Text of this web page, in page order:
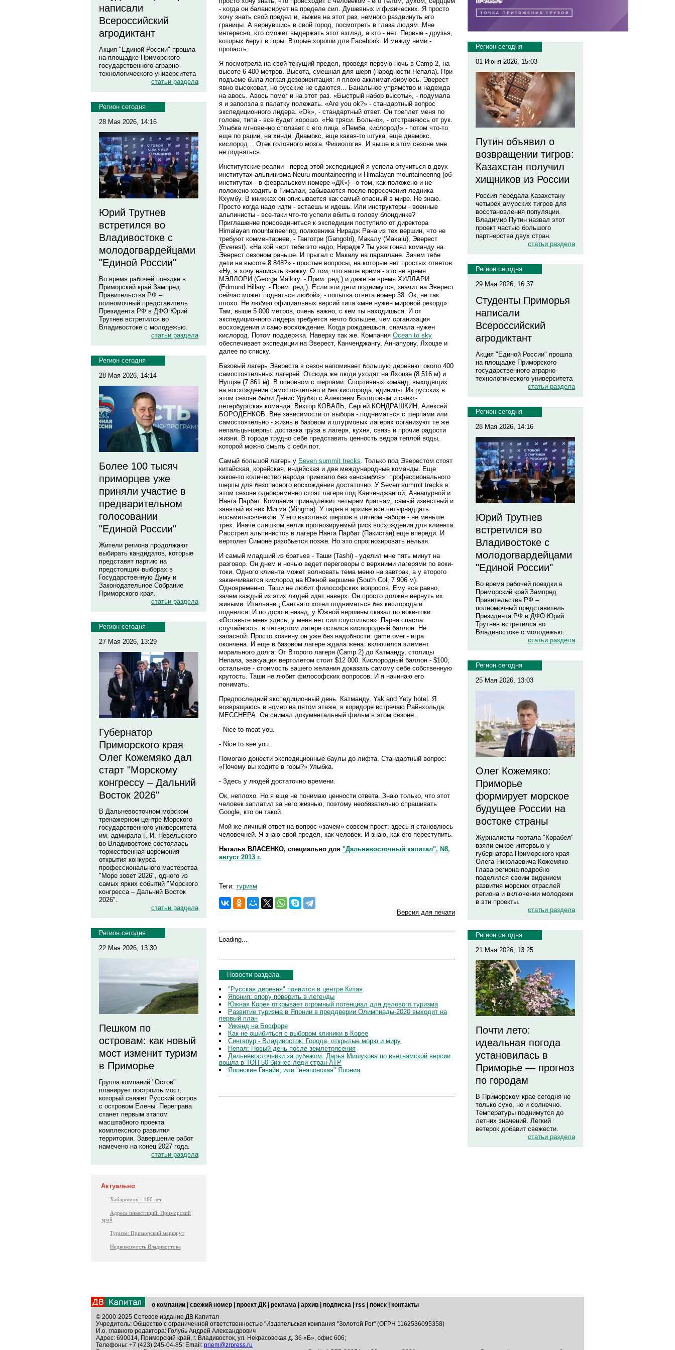
написали
Всероссийский
агродиктант
Акция "Единой России" прошла
на площадке Приморского
государственного аграрно-
технологического университета
статьи раздела
Регион сегодня
28 Мая 2026, 14:16
Юрий Трутнев
встретился во
Владивостоке с
молодогвардейцами
"Единой России"
Во время рабочей поездки в
Приморский край Зампред
Правительства РФ –
полномочный представитель
Президента РФ в ДФО Юрий
Трутнев встретился во
Владивостоке с молодежью.
статьи раздела
Регион сегодня
28 Мая 2026, 14:14
Более 100 тысяч
приморцев уже
приняли участие в
предварительном
голосовании
"Единой России"
Жители региона продолжают
выбирать кандидатов, которые
представят партию на
предстоящих выборах в
Государственную Думу и
Законодательное Собрание
Приморского края.
статьи раздела
Регион сегодня
27 Мая 2026, 13:29
Губернатор
Приморского края
Олег Кожемяко дал
старт "Морскому
конгрессу – Дальний
Восток 2026"
В Дальневосточном морском
тренажерном центре Морского
государственного университета
им. адмирала Г. И. Невельского
во Владивостоке состоялась
торжественная церемония
открытия конкурса
профессионального мастерства
"Море зовет 2026", одного из
самых ярких событий "Морского
конгресса – Дальний Восток
2026".
статьи раздела
Регион сегодня
22 Мая 2026, 13:30
Пешком по
островам: как новый
мост изменит туризм
в Приморье
Группа компаний "Остов"
планирует построить мост,
который свяжет Русский остров
с островом Елены. Переправа
станет первым этапом
масштабного проекта
комплексного развития
территории. Завершение работ
намечено на конец 2027 года.
статьи раздела
Актуально
Хабаровску - 160 лет
Адреса инвестиций. Приморский
край
Туризм: Приморский маршрут
Недвижимость Владивостока
- когда он балансирует на пределе сил. Душевных и физических. Я просто
хочу знать свой предел и, выжив на этот раз, немного раздвинуть его
границы. А вернувшись в свой город, посмотреть в глаза людям. Мне
интересно, кто сможет выдержать этот взгляд, а кто - нет. Первые - друзья,
которых берут в горы. Вторые хороши для Facebook. И между ними -
пропасть.
Я посмотрела на свой текущий предел, проведя первую ночь в Camp 2, на
высоте 6 400 метров. Высота, смешная для шерп (народности Непала). При
подъеме была легкая дезориентация: я плохо акклиматизируюсь. Эверест
явно высоковат, но русские не сдаются... Банальное упрямство и надежда
на авось. Авось помог и на этот раз. «Быстрый набор высоты», - подумала
я и заползла в палатку полежать. «Are you ok?» - стандартный вопрос
экспедиционного лидера. «Ok», - стандартный ответ. Он треплет меня по
голове, типа - все будет хорошо. «Не тряси. Больно», - отстраняюсь от рук.
Улыбка мгновенно сползает с его лица. «Пемба, кислород!» - потом что-то
еще по рации, на хинди. Диамокс, еще какая-то штука, еще диамокс,
кислород… Отек головного мозга. Физиология. И выше в этом сезоне мне
не подняться.
Институтские реалии - перед этой экспедицией я успела отучиться в двух
институтах альпинизма Neuru mountaineering и Himalayan mountaineering (об
институтах - в февральском номере «ДК») - о том, как положено и не
положено ходить в Гималаи, забываются после пересечения ледника
Кхумбу. В книжках он описывается как самый опасный в мире. Не знаю.
Просто когда надо идти - встаешь и идешь. Или инструкторы - военные
альпинисты - все-таки что-то успели вбить в голову блондинке?
Приглашение присоединиться к экспедиции поступило от директора
Himalayan mountaineering, полковника Нирадж Рана из тех вершин, что не
требуют комментариев, - Ганготри (Gangotri), Макалу (Makalu), Эверест
(Everest). «На кой черт тебе это надо, Нирадж? Ты уже гонял команду на
Эверест сезоном раньше. И прыгал с Макалу на параплане. Зачем тебе
дети на высоте 8 848?» - простые вопросы, на которые нет простых ответов.
«Ну, я хочу написать книжку. О том, что наше время - это не время
МЭЛЛОРИ (George Mallory. - Прим. ред.) и даже не время ХИЛЛАРИ
(Edmund Hillary. - Прим. ред.). Если эти дети поднимутся, значит на Эверест
сейчас может подняться любой», - попытка ответа номер 38. Ок, не так
плохо. Не люблю официальных версий типа «мне нужен мировой рекорд».
Там, выше 5 000 метров, очень важно, с кем ты находишься. И от
экспедиционного лидера требуется нечто большее, чем организация
восхождения и само восхождение. Когда рождаешься, сначала нужен
кислород. Потом поддержка. Наверху так же. Компания Ocean to sky
обеспечивает экспедиции на Эверест, Канченджангу, Аннапурну, Лхоцзе и
далее по списку.
Базовый лагерь Эвереста в сезон напоминает большую деревню: около 400
самостоятельных лагерей. Отсюда же люди уходят на Лхоцзе (8 516 м) и
Нупцзе (7 861 м). В основном с шерпами. Спортивных команд, выходящих
на восхождение самостоятельно и без кислорода, единицы. Из русских в
этом сезоне были Денис Урубко с Алексеем Болотовым и санкт-
петербургская команда: Виктор КОВАЛЬ, Сергей КОНДРАШКИН, Алексей
БОРОДЕНКОВ. Вне зависимости от выбора - подниматься с шерпами или
самостоятельно - жизнь в базовом и штурмовых лагерях организуют те же
непальцы-шерпы: доставка груза в лагеря, кухня, связь и прочие радости
жизни. В городе трудно себе представить ценность ведра теплой воды,
которой можно смыть с себя пот.
Самый большой лагерь у Seven summit trecks . Только под Эверестом стоят
китайская, корейская, индийская и две международные команды. Еще
какое-то количество народа приехало без «ансамбля»: профессионального
шерпы для безопасного восхождения достаточно. У Seven summit trecks в
этом сезоне одновременно стоят лагеря под Канченджангой, Аннапурной и
Нанга Парбат. Компания принадлежит четырем братьям, самый известный и
занятый из них Мигма (Mingma). У парня в архиве все четырнадцать
восьмитысячников. У его высотных шерпов в личном наборе - не меньше
трех. Иначе слишком велик прогнозируемый риск восхождения для клиента.
Расстрел альпинистов в лагере Нанга Парбат (Пакистан) еще впереди. И
вертолет Симоне разобьется позже. Но это спрогнозировать нельзя.
И самый младший из братьев - Таши (Tashi) - уделил мне пять минут на
разговор. Он днем и ночью ведет переговоры с верхними лагерями по воки-
токи. Одного клиента может волновать тема меню на завтрак, а у второго
заканчивается кислород на Южной вершине (South Col, 7 906 м).
Одновременно. Таши не любит философских вопросов. Ему все равно,
зачем каждый из этих людей идет наверх. Он просто должен вернуть их
живыми. Итальянец Сантьяго хотел подниматься без кислорода и
поднялся. И по дороге назад, у Южной вершины сказал по воки-токи:
«Оставьте меня здесь, у меня нет сил спуститься». Парня спасла
случайность: в четвертом лагере остался кислородный баллон. Не
запасной. Просто хозяину он уже без надобности: game over - игра
окончена. И еще в базовом лагере ждала жена: включился элемент
морального долга. От Второго лагеря (Camp 2) до Катманду, столицы
Непала, эвакуация вертолетом стоит $12 000. Кислородный баллон - $100,
остальное - стоимость вашего желания доказать самому себе собственную
крутость. Таши не любит философских вопросов. И я начинаю его
понимать.
Предпоследний экспедиционный день. Катманду, Yak and Yety hotel. Я
возвращаюсь в номер на пятом этаже, в коридоре встречаю Райнхольда
МЕССНЕРА. Он снимал документальный фильм в этом сезоне.
- Nice to meat you.
- Nice to see you.
Помогаю донести экспедиционные баулы до лифта. Стандартный вопрос:
«Почему вы ходите в горы?» Улыбка.
- Здесь у людей достаточно времени.
Ок, неплохо. Но я еще не понимаю ценности ответа. Знаю только, что этот
человек заплатил за него жизнью, поэтому необязательно спрашивать
Google, кто он такой.
Мой же личный ответ на вопрос «зачем» совсем прост: здесь я становлюсь
человечней. Я знаю свой предел, как человек. И знаю, как его переступить.
Наталья ВЛАСЕНКО, специально для "Дальневосточный капитал", N8,
август 2013 г.
Теги: туризм
Версия для печати
Loading...
Новости раздела
"Русская деревня" появится в центре Китая
Япония: впору поверить в легенды
Южная Корея открывает огромный потенциал для делового туризма
Развитие туризма в Японии в преддверии Олимпиады-2020 выходит на
первый план
Уикенд на Босфоре
Как не ошибиться с выбором клиники в Корее
Сингапур - Владивосток: Города, открытые морю и миру
Непал: Новый день после землетрясения
Дальневосточники за рубежом: Дарья Мишукова по вьетнамской версии
вошла в ТОП-50 бизнес-леди стран АТР
Японские Гавайи, или "неяпонская" Япония
Регион сегодня
01 Июня 2026, 15:03
Путин объявил о
возвращении тигров:
Казахстан получил
хищников из России
Россия передала Казахстану
четырех амурских тигров для
восстановления популяции.
Владимир Путин назвал этот
проект частью большого
партнерства двух стран.
статьи раздела
Регион сегодня
29 Мая 2026, 16:37
Студенты Приморья
написали
Всероссийский
агродиктант
Акция "Единой России" прошла
на площадке Приморского
государственного аграрно-
технологического университета
статьи раздела
Регион сегодня
28 Мая 2026, 14:16
Юрий Трутнев
встретился во
Владивостоке с
молодогвардейцами
"Единой России"
Во время рабочей поездки в
Приморский край Зампред
Правительства РФ –
полномочный представитель
Президента РФ в ДФО Юрий
Трутнев встретился во
Владивостоке с молодежью.
статьи раздела
Регион сегодня
25 Мая 2026, 13:03
Олег Кожемяко:
Приморье
формирует морское
будущее России на
востоке страны
Журналисты портала "Корабел"
взяли емкое интервью у
губернатора Приморского края
Олега Николаевича Кожемяко
Глава региона подробно
поделился своим видением
развития морских отраслей
региона и включении молодежи
в эти проекты.
статьи раздела
Регион сегодня
21 Мая 2026, 13:25
Почти лето:
идеальная погода
установилась в
Приморье — прогноз
по городам
В Приморском крае сегодня не
только сухо, но и солнечно.
Температуры поднимутся до
летних значений. Легкий
ветерок добавит свежести.
статьи раздела
о компании свежий номер проект ДК реклама архив подписка rss поиск
контакты
© 2000-2025 Сетевое издание ДВ Капитал
Учредитель: Общество с ограниченной ответственностью "Издательская компания "Золотой Рог" (ОГРН 1162536095358)
И.о. главного редактора: Голубь Андрей Александрович
Адрес: 690014, Приморский край, г. Владивосток, ул. Некрасовская д. 36 «Б», офис 606;
Телефоны: +7 (423) 245-04-85; Email: priem@zrpress.ru